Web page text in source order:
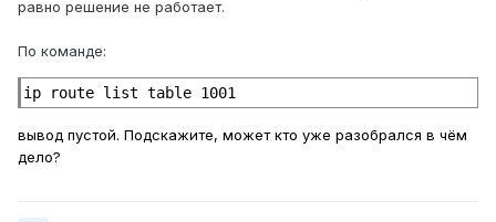
равно решение не работает.
По команде:
ip route list table 1001
вывод пустой. Подскажите, может кто уже разобрался в чём
дело?